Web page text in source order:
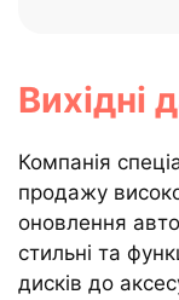
Вихідні
Компанія
продажу
оновлення
стильні та
дисків до